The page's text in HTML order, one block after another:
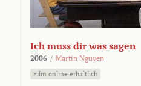
Ich muss dir was sagen
2006 / Martin Nguyen
Film online erhältlich